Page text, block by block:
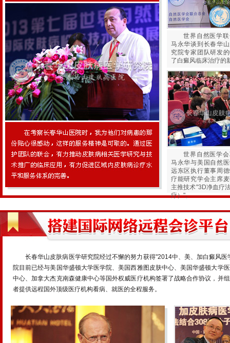
世界自然医学
马永华谈到长春华
究院专家团队研发
了白癜风临床治疗的
世界自然医学
马永华与美国自然
远东区执行董事周
疗能研究学会主席
主推技术"3D净血疗
疗）"。
长春华山皮肤病医学研究院经过不懈的努力获得"2014中、美、加白癜风
院目前已经与美国华盛顿大学医学院、美国西雅图皮肤中心、美国华盛顿大
中心、加拿大杰克南森健康中心等国外权威医疗机构签署了战略合作协议，并
者提供远程国外顶级医疗机构看病、就医的全程服务。